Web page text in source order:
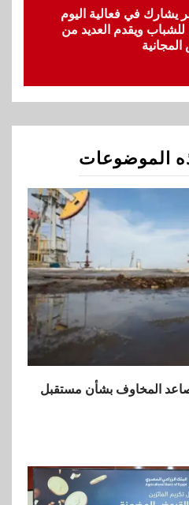
النفط مع تصاعد
بشأن مستقبل الملاحة
يكرم موظفيه
بعد تحقيق نتائج قياسية
الشخصية خلال الربع
ربح في النصف الأول
تنظم ندوة إلكترونية
يشارك في فعالية اليوم
للشباب ويقدم العديد من
الموضوعات
المخاوف بشأن مستقبل